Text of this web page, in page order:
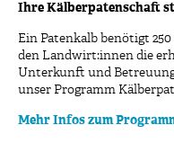
Ihre Kälberpatenschaft
Ein Patenkalb benötigt
den Landwirt:innen die
Unterkunft und
unser Programm
Mehr Infos zum